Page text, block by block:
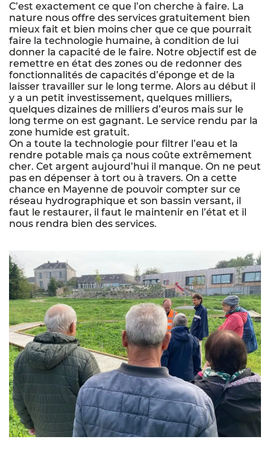
C’est exactement ce que l’on cherche à faire. La
nature nous offre des services gratuitement bien
mieux fait et bien moins cher que ce que pourrait
faire la technologie humaine, à condition de lui
donner la capacité de le faire. Notre objectif est de
remettre en état des zones ou de redonner des
fonctionnalités de capacités d’éponge et de la
laisser travailler sur le long terme. Alors au début il
y a un petit investissement, quelques milliers,
quelques dizaines de milliers d’euros mais sur le
long terme on est gagnant. Le service rendu par la
zone humide est gratuit.
On a toute la technologie pour filtrer l’eau et la
rendre potable mais ça nous coûte extrêmement
cher. Cet argent aujourd’hui il manque. On ne peut
pas en dépenser à tort ou à travers. On a cette
chance en Mayenne de pouvoir compter sur ce
réseau hydrographique et son bassin versant, il
faut le restaurer, il faut le maintenir en l’état et il
nous rendra bien des services.